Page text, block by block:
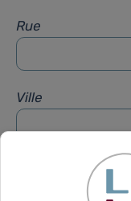
Rue
Ville